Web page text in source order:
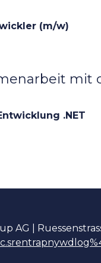
(m/w)
mit
.NET
AG |